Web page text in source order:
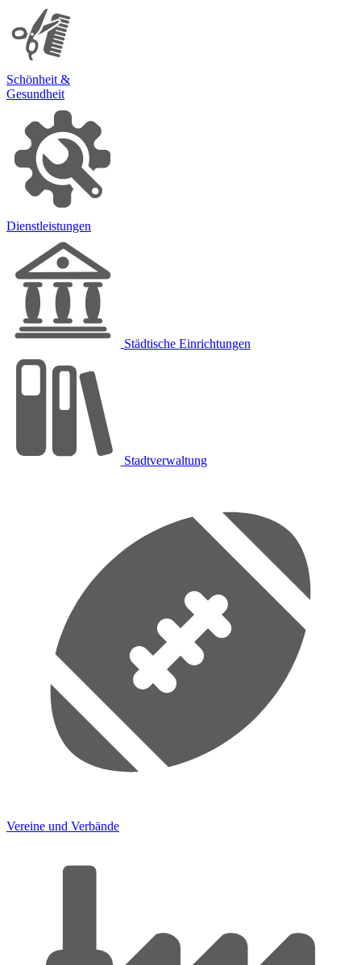
Schönheit &
Gesundheit
Dienstleistungen
Städtische Einrichtungen
Stadtverwaltung
Vereine und Verbände